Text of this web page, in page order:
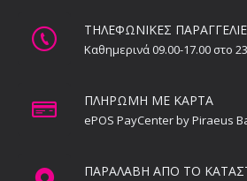
ΤΗΛΕΦΩΝΙΚΕΣ
Καθημερινά 09.00-17.00 στο
ΠΛΗΡΩΜΗ ΜΕ ΚΑΡΤΑ
ePOS PayCenter by Piraeus
ΠΑΡΑΛΑΒΗ ΑΠΟ ΤΟ